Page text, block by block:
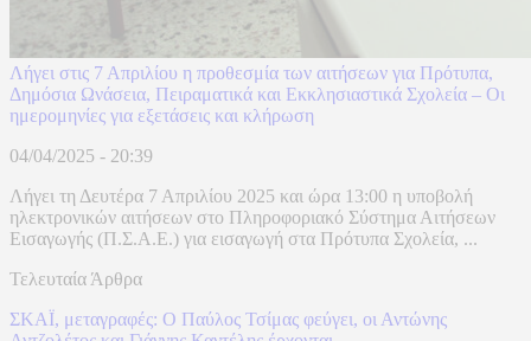
Λήγει στις 7 Απριλίου η προθεσμία των αιτήσεων για Πρότυπα,
Δημόσια Ωνάσεια, Πειραματικά και Εκκλησιαστικά Σχολεία – Οι
ημερομηνίες για εξετάσεις και κλήρωση
04/04/2025 - 20:39
Λήγει τη Δευτέρα 7 Απριλίου 2025 και ώρα 13:00 η υποβολή
ηλεκτρονικών αιτήσεων στο Πληροφοριακό Σύστημα Αιτήσεων
Εισαγωγής (Π.Σ.Α.Ε.) για εισαγωγή στα Πρότυπα Σχολεία, ...
Τελευταία Άρθρα
ΣΚΑΪ, μεταγραφές: Ο Παύλος Τσίμας φεύγει, οι Αντώνης